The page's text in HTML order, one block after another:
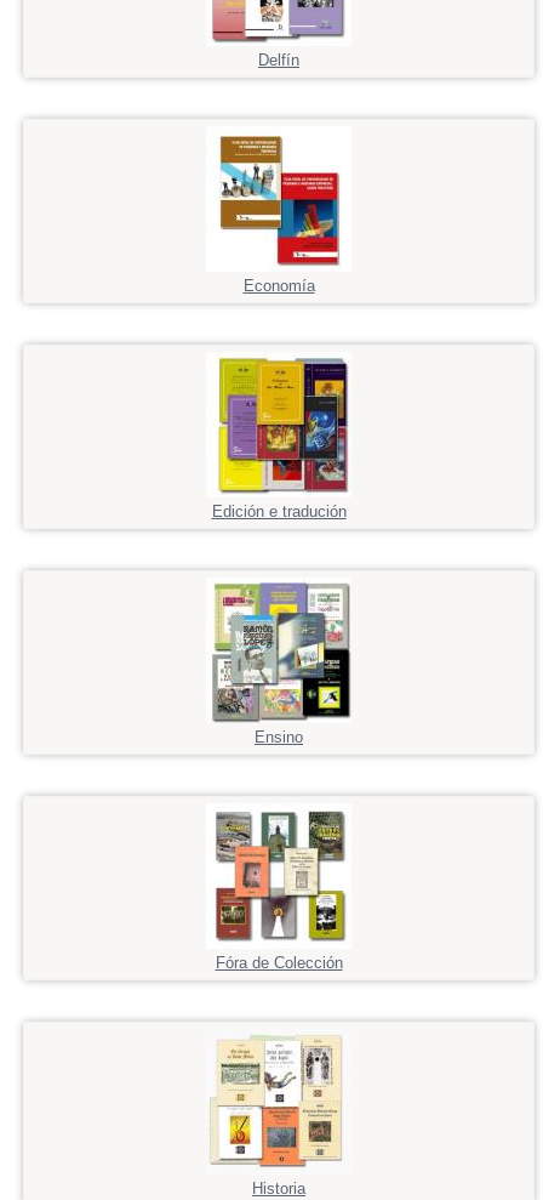
Delfín
Economía
Edición e tradución
Ensino
Fóra de Colección
Historia